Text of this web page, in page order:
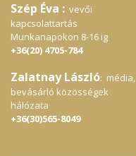
Szép Éva : vevői
kapcsolattartás
Munkanapokon 8-16 ig
+36(20) 4705-784
Zalatnay László: média,
bevásárló közösségek
hálózata
+36(30)565-8049